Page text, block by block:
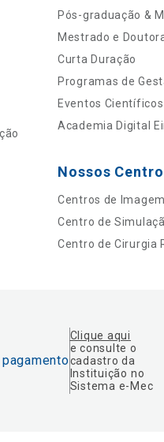
Pós-graduação &
Mestrado e
Curta Duração
Programas de
Eventos Científicos
Academia Digital
Nossos
Centros de Imagem
Centro de
Centro de Cirurgia
Clique aqui
e consulte o
cadastro da
Instituição no
Sistema e-Mec